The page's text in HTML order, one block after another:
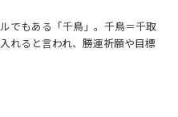
でもある「千鳥」。千鳥＝千取
れると言われ、勝運祈願や目標